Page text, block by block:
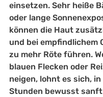
einsetzen. Sehr heiße
oder lange
können die Haut
und bei empfindlichem
zu mehr Röte führen.
blauen Flecken oder
neigen, lohnt es sich,
Stunden bewusst